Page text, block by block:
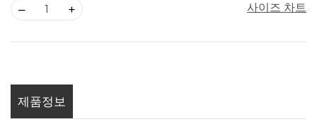
사이즈 차트
– +
제품정보